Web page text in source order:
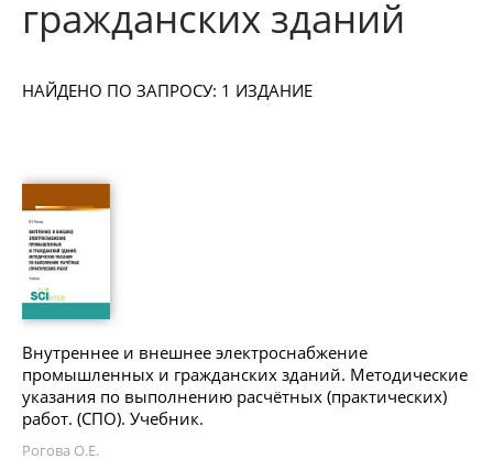
гражданских зданий
НАЙДЕНО ПО ЗАПРОСУ: 1 ИЗДАНИЕ
Внутреннее и внешнее электроснабжение
промышленных и гражданских зданий. Методические
указания по выполнению расчётных (практических)
работ. (СПО). Учебник.
Рогова О.Е.